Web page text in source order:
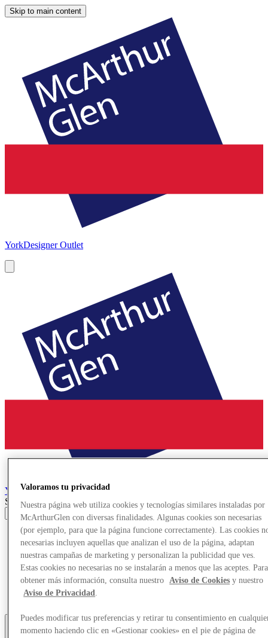
Skip to main content
YorkDesigner Outlet
YorkDesigner Outlet
Search input
Tiendas
Ofertas
Planifica tu visita
¿Qué pasa?
Comer y beber
Tarjetas regalo
Servicios
Valoramos tu privacidad
Nuestra página web utiliza cookies y tecnologías similares instaladas por
McArthurGlen con diversas finalidades. Algunas cookies son necesarias
(por ejemplo, para que la página funcione correctamente). Las cookies
necesarias incluyen aquellas que analizan el uso de la página, adaptan
nuestras campañas de marketing y personalizan la publicidad que ves.
Estas cookies no necesarias no se instalarán a menos que las aceptes. Para
obtener más información, consulta nuestro
Aviso de Cookies y nuestro
Aviso de Privacidad.
Puedes modificar tus preferencias y retirar tu consentimiento en
momento haciendo clic en «Gestionar cookies» en el pie de página de